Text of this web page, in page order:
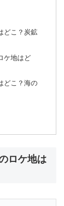
どこ？炭鉱
ケ地はど
どこ？海の
ロケ地は